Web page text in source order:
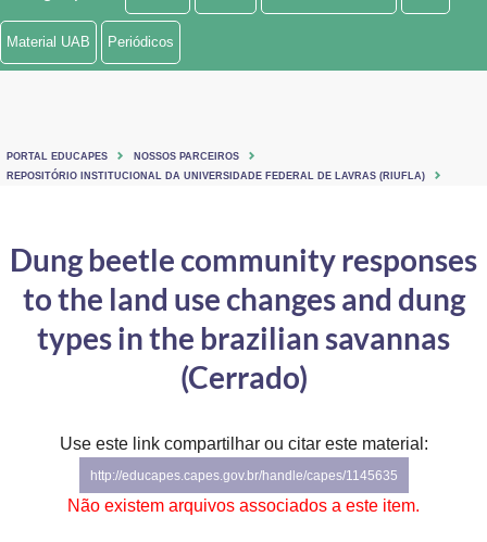
Ministério de Minas e Energia
Ministério do Turismo
Controladoria-Geral da União
Ministério da Mulher, da Família e dos Direitos Humanos
Gabinete de Segurança Institucional
Advocacia-Geral da União
Material UAB Periódicos
PORTAL EDUCAPES
NOSSOS PARCEIROS
REPOSITÓRIO INSTITUCIONAL DA UNIVERSIDADE FEDERAL DE LAVRAS (RIUFLA)
Dung beetle community responses
to the land use changes and dung
types in the brazilian savannas
(Cerrado)
Use este link compartilhar ou citar este material:
http://educapes.capes.gov.br/handle/capes/1145635
Não existem arquivos associados a este item.